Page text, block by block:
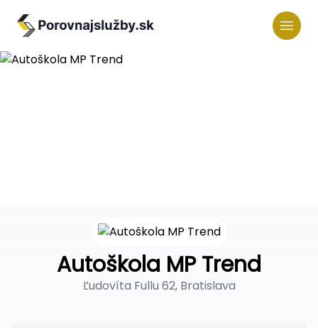
Autoškola MP Trend
Ľudovíta Fullu 62, Bratislava